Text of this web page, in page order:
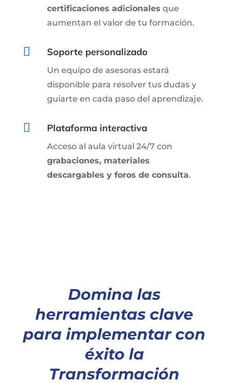
certificaciones adicionales que
aumentan el valor de tu formación.
 Soporte personalizado
Un equipo de asesoras estará
disponible para resolver tus dudas y
guiarte en cada paso del aprendizaje.
 Plataforma interactiva
Acceso al aula virtual 24/7 con
grabaciones, materiales
descargables y foros de consulta.
Domina las
herramientas clave
para implementar con
éxito la
Transformación